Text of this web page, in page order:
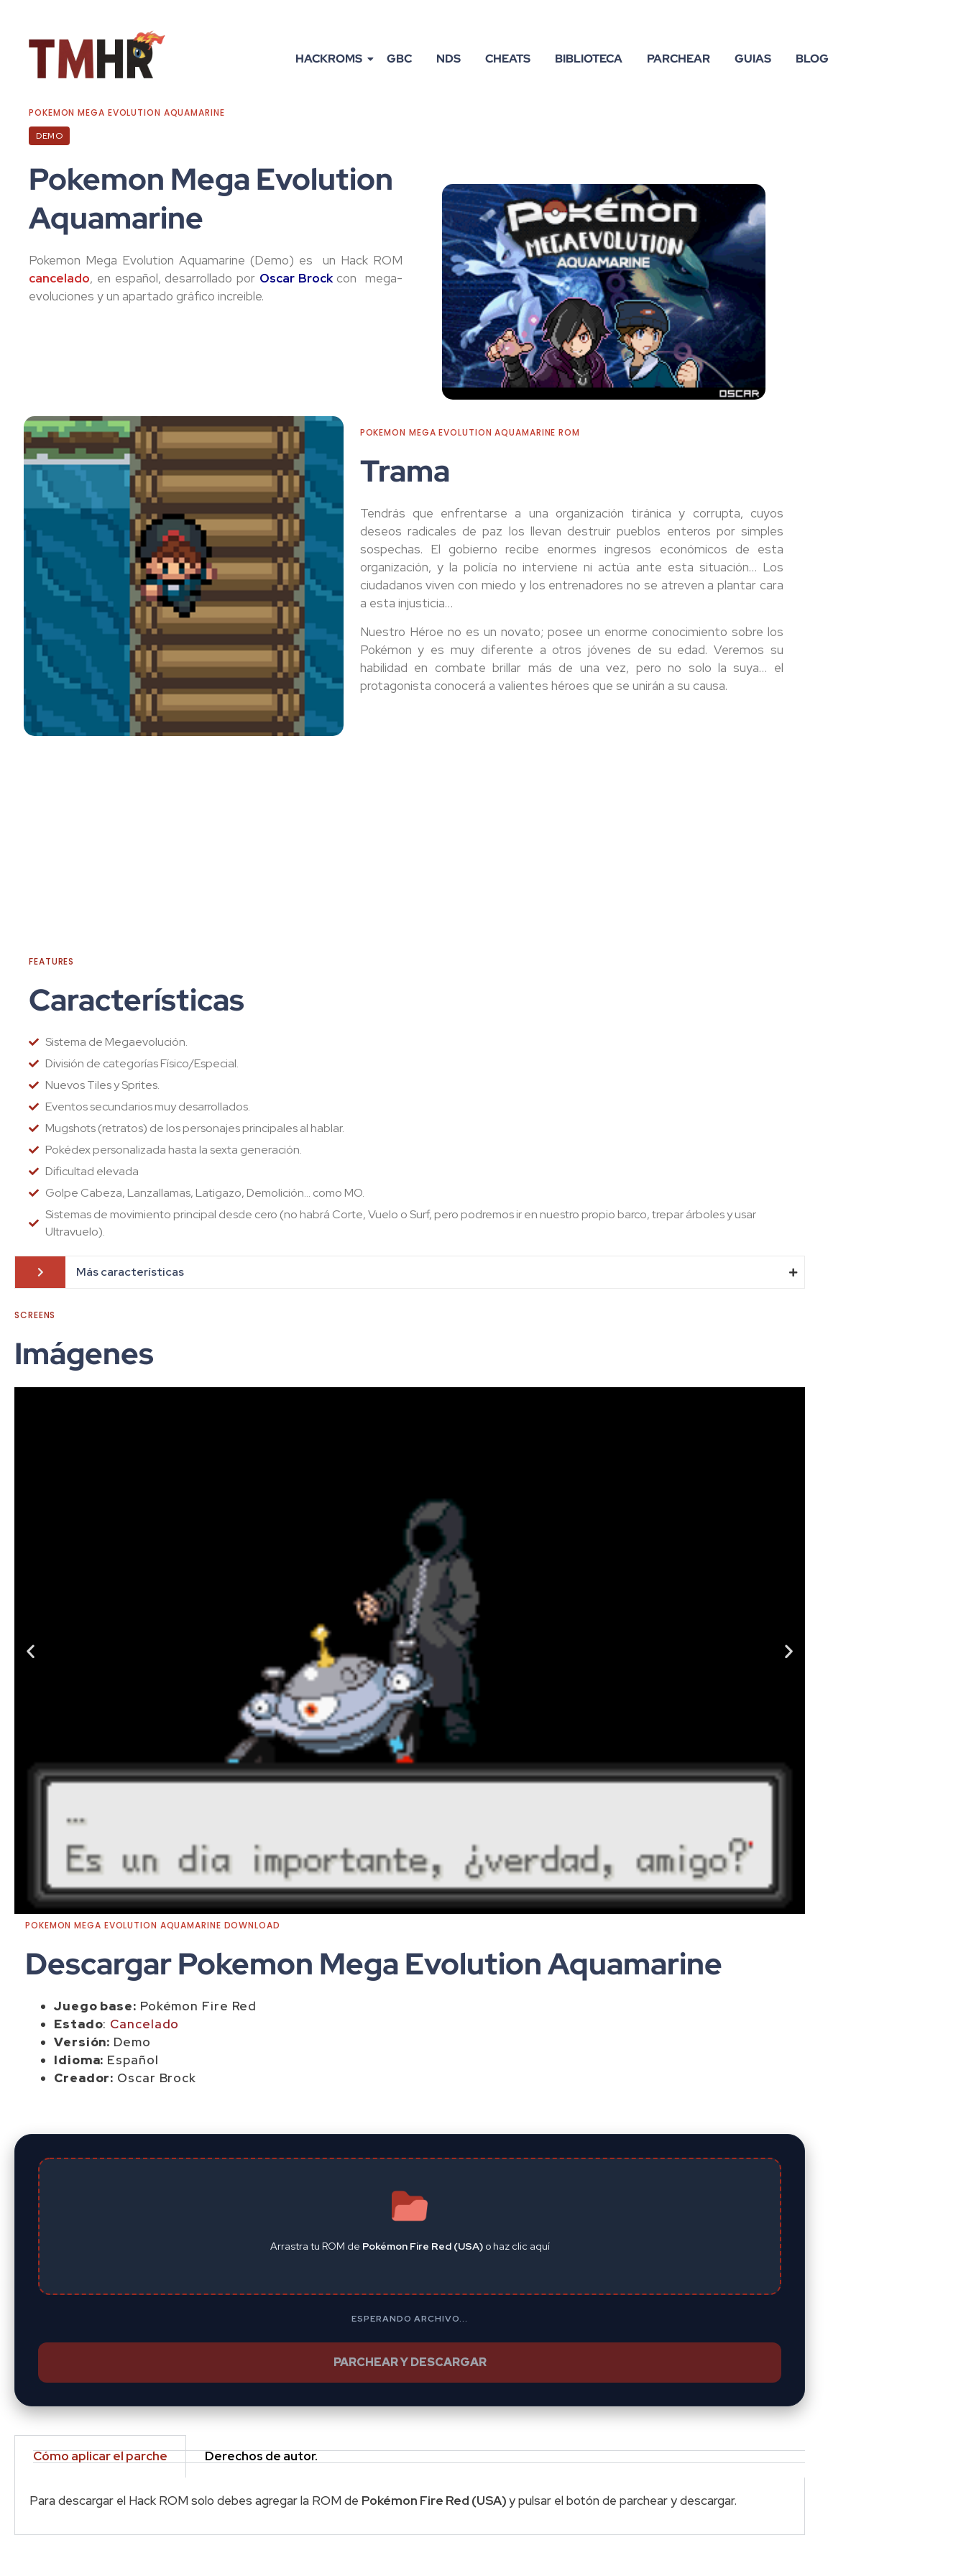
HACKROMS GBC NDS CHEATS BIBLIOTECA PARCHEAR GUIAS BLOG
POKEMON MEGA EVOLUTION AQUAMARINE
DEMO
Pokemon Mega Evolution
Aquamarine
Pokemon Mega Evolution Aquamarine (Demo) es un Hack ROM
cancelado, en español, desarrollado por Oscar Brockcon mega-
evoluciones y un apartado gráfico increible.
POKEMON MEGA EVOLUTION AQUAMARINE ROM
Trama
Tendrás que enfrentarse a una organización tiránica y corrupta, cuyos
deseos radicales de paz los llevan destruir pueblos enteros por simples
sospechas. El gobierno recibe enormes ingresos económicos de esta
organización, y la policía no interviene ni actúa ante esta situación… Los
ciudadanos viven con miedo y los entrenadores no se atreven a plantar cara
a esta injusticia…
Nuestro Héroe no es un novato; posee un enorme conocimiento sobre los
Pokémon y es muy diferente a otros jóvenes de su edad. Veremos su
habilidad en combate brillar más de una vez, pero no solo la suya… el
protagonista conocerá a valientes héroes que se unirán a su causa.
FEATURES
Características
Sistema de Megaevolución.
División de categorías Físico/Especial.
Nuevos Tiles y Sprites.
Eventos secundarios muy desarrollados.
Mugshots (retratos) de los personajes principales al hablar.
Pokédex personalizada hasta la sexta generación.
Dificultad elevada
Golpe Cabeza, Lanzallamas, Latigazo, Demolición… como MO.
Sistemas de movimiento principal desde cero (no habrá Corte, Vuelo o Surf, pero podremos ir en nuestro propio barco, trepar árboles y usar
Ultravuelo).
Más características
SCREENS
Imágenes
POKEMON MEGA EVOLUTION AQUAMARINE DOWNLOAD
Descargar Pokemon Mega Evolution Aquamarine
Juego base: Pokémon Fire Red
Estado: Cancelado
Versión: Demo
Idioma: Español
Creador: Oscar Brock
Arrastra tu ROM de Pokémon Fire Red (USA)o haz clic aquí
ESPERANDO ARCHIVO...
PARCHEAR Y DESCARGAR
Cómo aplicar el parche Derechos de autor.
Para descargar el Hack ROM solo debes agregar la ROM de Pokémon Fire Red (USA)y pulsar el botón de parchear y descargar.